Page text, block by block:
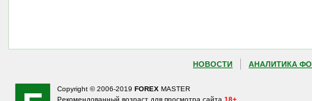
НОВОСТИ АНАЛИТИКА
Copyright © 2006-2019 FOREX MASTER
Рекомендованный возраст для просмотра сайта 18+